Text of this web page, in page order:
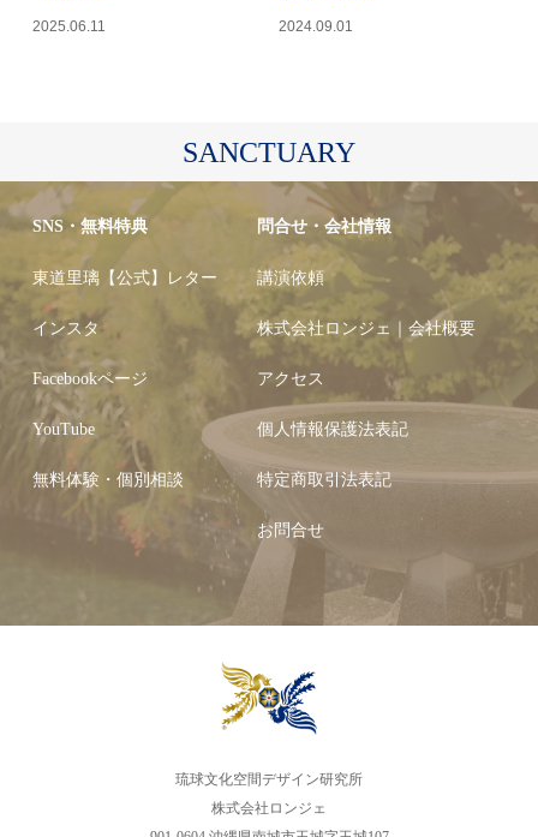
2025.06.11 2024.09.01
SANCTUARY
SNS・無料特典
東道里璃【公式】レター
インスタ
Facebookページ
YouTube
無料体験・個別相談
問合せ・会社情報
講演依頼
株式会社ロンジェ｜会社概要
アクセス
個人情報保護法表記
特定商取引法表記
お問合せ
琉球文化空間デザイン研究所
株式会社ロンジェ